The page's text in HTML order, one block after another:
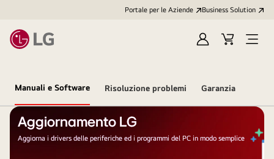
Portale per le Aziende Business Solution
AccediCart
Open
Manuali e Software Risoluzione problemi Garanzia
Aggiornamento LG
Aggiorna i drivers delle periferiche ed i programmi del PC in modo semplice